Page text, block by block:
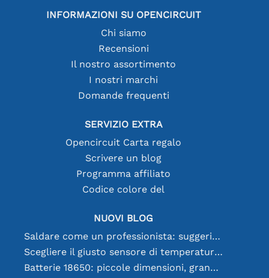
INFORMAZIONI SU OPENCIRCUIT
Chi siamo
Recensioni
Il nostro assortimento
I nostri marchi
Domande frequenti
SERVIZIO EXTRA
Opencircuit Carta regalo
Scrivere un blog
Programma affiliato
Codice colore del
NUOVI BLOG
Saldare come un professionista: suggerimenti per connessioni elettroniche perfette
Scegliere il giusto sensore di temperatura [youtube]
Batterie 18650: piccole dimensioni, grandi prestazioni